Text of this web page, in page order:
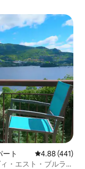
ト レビュー441
4.88 (441)
・エスト・ブルラ